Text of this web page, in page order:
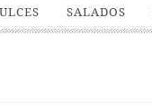
SALADOS